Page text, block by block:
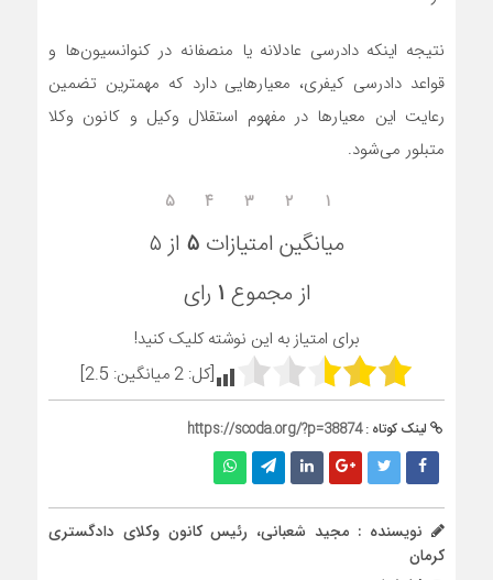
نتیجه ‌اینکه دادرسی عادلانه یا منصفانه در کنوانسیون‌ها و
قواعد دادرسی کیفری، معیارهایی دارد که مهمترین تضمین
رعایت این معیارها در مفهوم استقلال وکیل و کانون وکلا
متبلور می‌شود.
۱ ۲ ۳ ۴ ۵
میانگین امتیازات ۵ از ۵
از مجموع ۱ رای
برای امتیاز به این نوشته کلیک کنید!
[کل: 2 میانگین: 2.5
]
لینک کوتاه :https://scoda.org/?p=38874
نویسنده : مجید شعبانی، رئیس کانون وکلای دادگستری
کرمان